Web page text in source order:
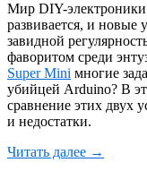
Мир DIY-электроники
развивается, и новые
завидной
фаворитом среди
Super Mini многие
убийцей Arduino? В
сравнение этих двух
и недостатки.
Читать далее →